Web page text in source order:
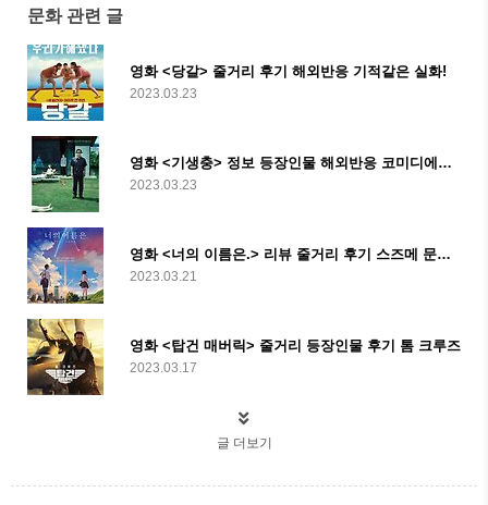
문화 관련 글
영화 <당갈> 줄거리 후기 해외반응 기적같은 실화!
2023.03.23
영화 <기생충> 정보 등장인물 해외반응 코미디에서 서스펜스까지
2023.03.23
영화 <너의 이름은.> 리뷰 줄거리 후기 스즈메 문단속 전작!
2023.03.21
영화 <탑건 매버릭> 줄거리 등장인물 후기 톰 크루즈
2023.03.17
글 더보기